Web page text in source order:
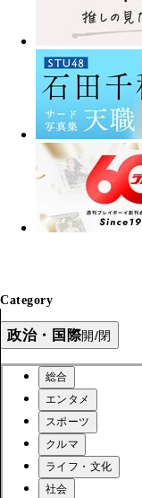
Category
政治・国際開/閉
総合
エンタメ
スポーツ
クルマ
ライフ・文化
社会